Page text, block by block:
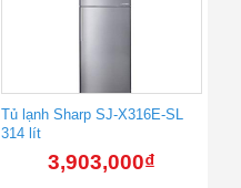
Tủ lạnh Sharp SJ-X316E-SL
314 lít
3,903,000₫